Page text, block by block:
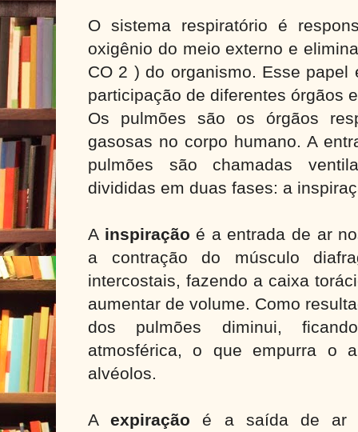
O sistema respiratório é
oxigênio do meio externo e
CO 2 ) do organismo. Esse papel
participação de diferentes órgãos
Os pulmões são os órgãos
gasosas no corpo humano. A
pulmões são chamadas
divididas em duas fases: a
A inspiração é a entrada de ar
a contração do músculo
intercostais, fazendo a caixa
aumentar de volume. Como
dos pulmões diminui,
atmosférica, o que empurra o
alvéolos.
Aexpiração é a saída de ar